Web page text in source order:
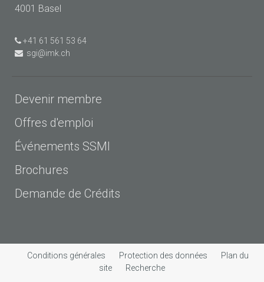
4001 Basel
+41 61 561 53 64
sgi@imk.ch
Devenir membre
Offres d'emploi
Événements SSMI
Brochures
Demande de Crédits
Conditions générales Protection des données
Plan du
site
Recherche